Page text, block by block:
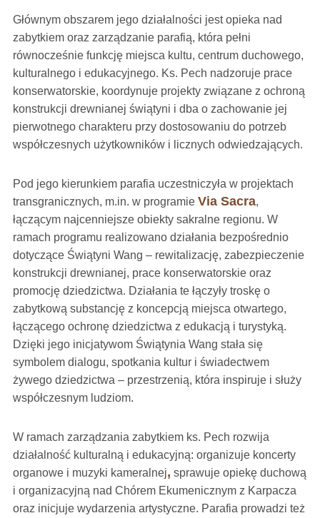
Głównym obszarem jego działalności jest opieka nad
zabytkiem oraz zarządzanie parafią, która pełni
równocześnie funkcję miejsca kultu, centrum duchowego,
kulturalnego i edukacyjnego. Ks. Pech nadzoruje prace
konserwatorskie, koordynuje projekty związane z ochroną
konstrukcji drewnianej świątyni i dba o zachowanie jej
pierwotnego charakteru przy dostosowaniu do potrzeb
współczesnych użytkowników i licznych odwiedzających.
Pod jego kierunkiem parafia uczestniczyła w projektach
transgranicznych, m.in. w programie Via Sacra,
łączącym najcenniejsze obiekty sakralne regionu. W
ramach programu realizowano działania bezpośrednio
dotyczące Świątyni Wang – rewitalizację, zabezpieczenie
konstrukcji drewnianej, prace konserwatorskie oraz
promocję dziedzictwa. Działania te łączyły troskę o
zabytkową substancję z koncepcją miejsca otwartego,
łączącego ochronę dziedzictwa z edukacją i turystyką.
Dzięki jego inicjatywom Świątynia Wang stała się
symbolem dialogu, spotkania kultur i świadectwem
żywego dziedzictwa – przestrzenią, która inspiruje i służy
współczesnym ludziom.
W ramach zarządzania zabytkiem ks. Pech rozwija
działalność kulturalną i edukacyjną: organizuje koncerty
organowe i muzyki kameralnej, sprawuje opiekę duchową
i organizacyjną nad Chórem Ekumenicznym z Karpacza
oraz inicjuje wydarzenia artystyczne. Parafia prowadzi też